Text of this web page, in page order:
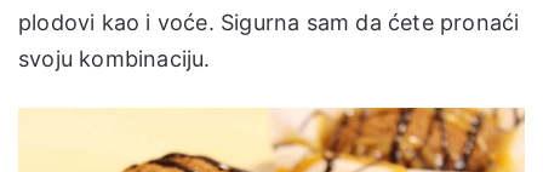
plodovi kao i voće. Sigurna sam da ćete pronaći
svoju kombinaciju.